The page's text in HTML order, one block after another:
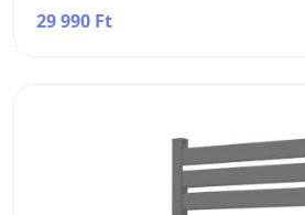
29 990 Ft